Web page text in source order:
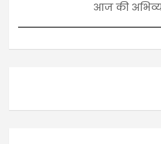
आज की